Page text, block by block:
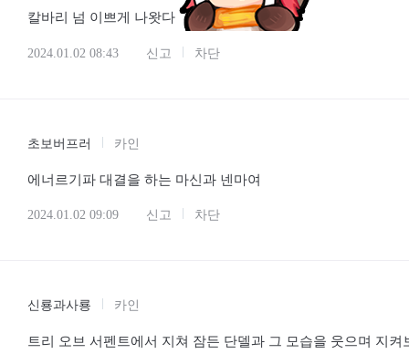
칼바리 넘 이쁘게 나왓다
2024.01.02 08:43 신고 차단
초보버프러 카인
에너르기파 대결을 하는 마신과 넨마여
2024.01.02 09:09 신고 차단
신룡과사룡 카인
트리 오브 서펜트에서 지쳐 잠든 단델과 그 모습을 웃으며 지켜